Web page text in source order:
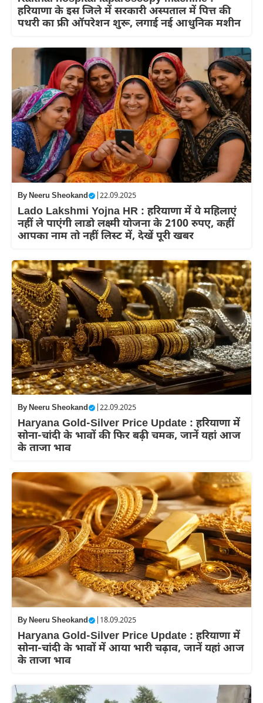
हरियाणा के इस जिले में सरकारी अस्पताल में पित्त की
पथरी का फ्री ऑपरेशन शुरू, लगाई नई आधुनिक मशीन
ByNeeru Sheokand 22.09.2025
Lado Lakshmi Yojna HR : हरियाणा में ये महिलाएं
नहीं ले पाएंगी लाडो लक्ष्मी योजना के 2100 रुपए, कहीं
आपका नाम तो नहीं लिस्ट में, देखें पूरी खबर
ByNeeru Sheokand 22.09.2025
Haryana Gold-Silver Price Update : हरियाणा में
सोना-चांदी के भावों की फिर बढ़ी चमक, जानें यहां आज
के ताजा भाव
ByNeeru Sheokand 18.09.2025
Haryana Gold-Silver Price Update : हरियाणा में
सोना-चांदी के भावों में आया भारी चढ़ाव, जानें यहां आज
के ताजा भाव